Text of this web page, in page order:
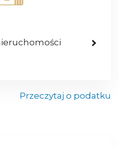
Przeczytaj o podatku